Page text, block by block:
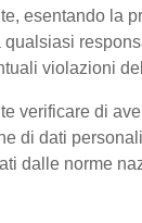
esentando la
qualsiasi
violazioni
verificare di
di dati
dalle norme